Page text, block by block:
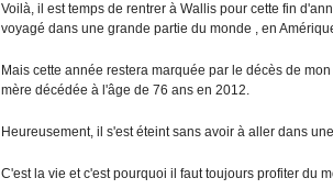
Voilà, il est temps de rentrer à Wallis pour cette fin
voyagé dans une grande partie du monde , en
Mais cette année restera marquée par le décès de
mère décédée à l'âge de 76 ans en 2012.
Heureusement, il s'est éteint sans avoir à aller dans
C'est la vie et c'est pourquoi il faut toujours profiter du